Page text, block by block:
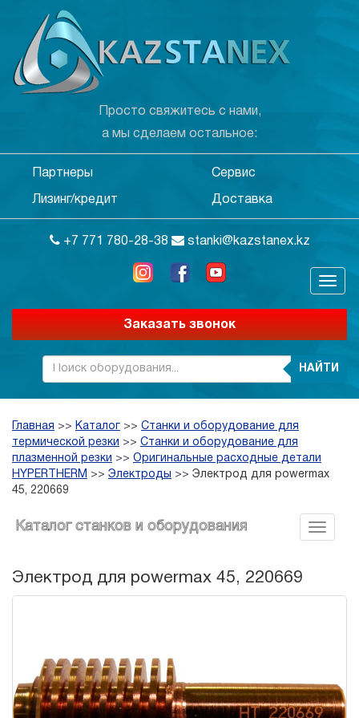
Просто свяжитесь с нами,
а мы сделаем остальное:
Партнеры Сервис
Лизинг/кредит Доставка
+7 771 780-28-38 stanki@kazstanex.kz
Заказать звонок
НАЙТИ
Главная >> Каталог >> Станки и оборудование для
термической резки >> Станки и оборудование для
плазменной резки >> Оригинальные расходные детали
HYPERTHERM >> Электроды >> Электрод для powermax
45, 220669
Каталог станков и оборудования
Электрод для powermax 45, 220669